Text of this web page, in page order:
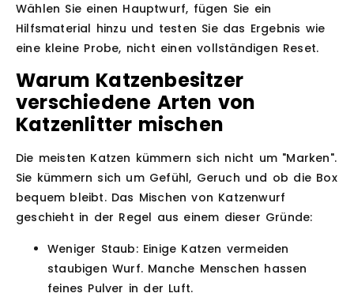
Wählen Sie einen Hauptwurf, fügen Sie ein
Hilfsmaterial hinzu und testen Sie das Ergebnis wie
eine kleine Probe, nicht einen vollständigen Reset.
Warum Katzenbesitzer
verschiedene Arten von
Katzenlitter mischen
Die meisten Katzen kümmern sich nicht um "Marken".
Sie kümmern sich um Gefühl, Geruch und ob die Box
bequem bleibt. Das Mischen von Katzenwurf
geschieht in der Regel aus einem dieser Gründe:
Weniger Staub:Einige Katzen vermeiden
staubigen Wurf. Manche Menschen hassen
feines Pulver in der Luft.